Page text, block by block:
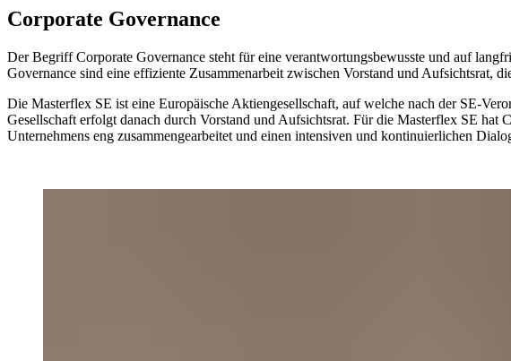
Corporate Governance
Der Begriff Corporate Governance steht für eine verantwortungsbewusste und auf
Governance sind eine effiziente Zusammenarbeit zwischen Vorstand und Aufsichtsrat,
Die Masterflex SE ist eine Europäische Aktiengesellschaft, auf welche nach der SE-
Gesellschaft erfolgt danach durch Vorstand und Aufsichtsrat. Für die Masterflex SE
Unternehmens eng zusammengearbeitet und einen intensiven und kontinuierlichen